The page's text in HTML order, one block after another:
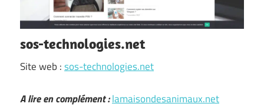
sos-technologies.net
Site web :sos-technologies.net
A lire en complément :lamaisondesanimaux.net